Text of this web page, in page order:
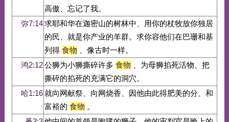
高傲、忘记了我。
弥7:14求耶和华在迦密山的树林中、用你的杖牧放你独居
的民、就是你产业的羊群。求你容他们在巴珊和基
列得 食物 、像古时一样。
鸿2:12公狮为小狮撕碎许多 食物 、为母狮掐死活物、把
撕碎的掐死的充满它的洞穴。
哈1:16就向网献祭、向网烧香、因他由此得肥美的分、和
富裕的 食物 。